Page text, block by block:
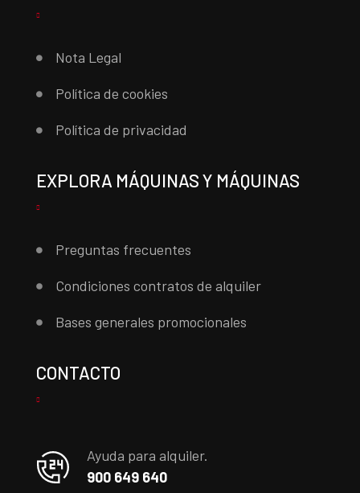
Nota Legal
Política de cookies
Política de privacidad
EXPLORA MÁQUINAS Y MÁQUINAS
Preguntas frecuentes
Condiciones contratos de alquiler
Bases generales promocionales
CONTACTO
Ayuda para alquiler.
900 649 640